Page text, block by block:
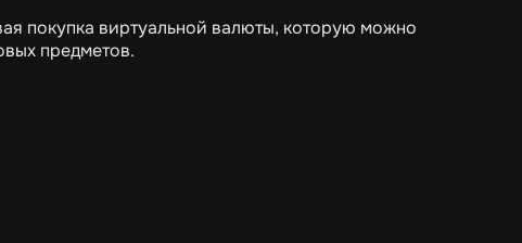
покупка виртуальной валюты, которую можно
предметов.